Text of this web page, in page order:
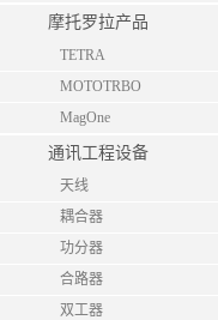
摩托罗拉产品
TETRA
MOTOTRBO
MagOne
通讯工程设备
天线
耦合器
功分器
合路器
双工器